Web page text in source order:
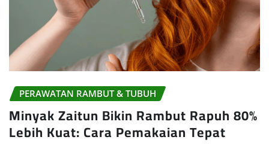
PERAWATAN RAMBUT & TUBUH
Minyak Zaitun Bikin Rambut Rapuh 80%
Lebih Kuat: Cara Pemakaian Tepat